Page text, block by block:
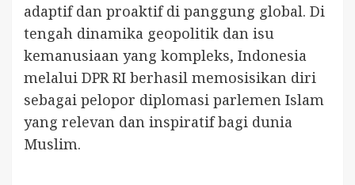
adaptif dan proaktif di panggung global. Di
tengah dinamika geopolitik dan isu
kemanusiaan yang kompleks, Indonesia
melalui DPR RI berhasil memosisikan diri
sebagai pelopor diplomasi parlemen Islam
yang relevan dan inspiratif bagi dunia
Muslim.